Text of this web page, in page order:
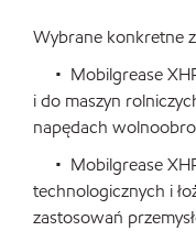
Wybrane konkretne
• Mobilgrease
i do maszyn
napędach
• Mobilgrease
technologicznych i
zastosowań